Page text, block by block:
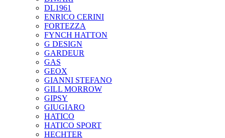
DL1961
ENRICO CERINI
FORTEZZA
FYNCH HATTON
G DESIGN
GARDEUR
GAS
GEOX
GIANNI STEFANO
GILL MORROW
GIPSY
GIUGIARO
HATICO
HATICO SPORT
HECHTER